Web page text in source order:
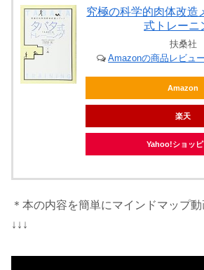
究極の科学的肉体改造
式トレーニ
扶桑社
Amazonの商品レビュ
Amazon
楽天
Yahoo!ショッ
＊本の内容を簡単にマインドマップ
↓↓↓